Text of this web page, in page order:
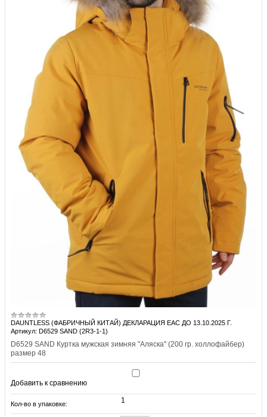
DAUNTLESS (ФАБРИЧНЫЙ КИТАЙ) ДЕКЛАРАЦИЯ EAC ДО 13.10.2025 Г.
Артикул: D6529 SAND (2R3-1-1)
D6529 SAND Куртка мужская зимняя "Аляска" (200 гр. холлофайбер)
размер 48
Добавить к сравнению
Кол-во в упаковке: 1